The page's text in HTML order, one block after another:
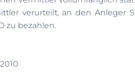
verurteilt, an den Anleger
zu bezahlen.